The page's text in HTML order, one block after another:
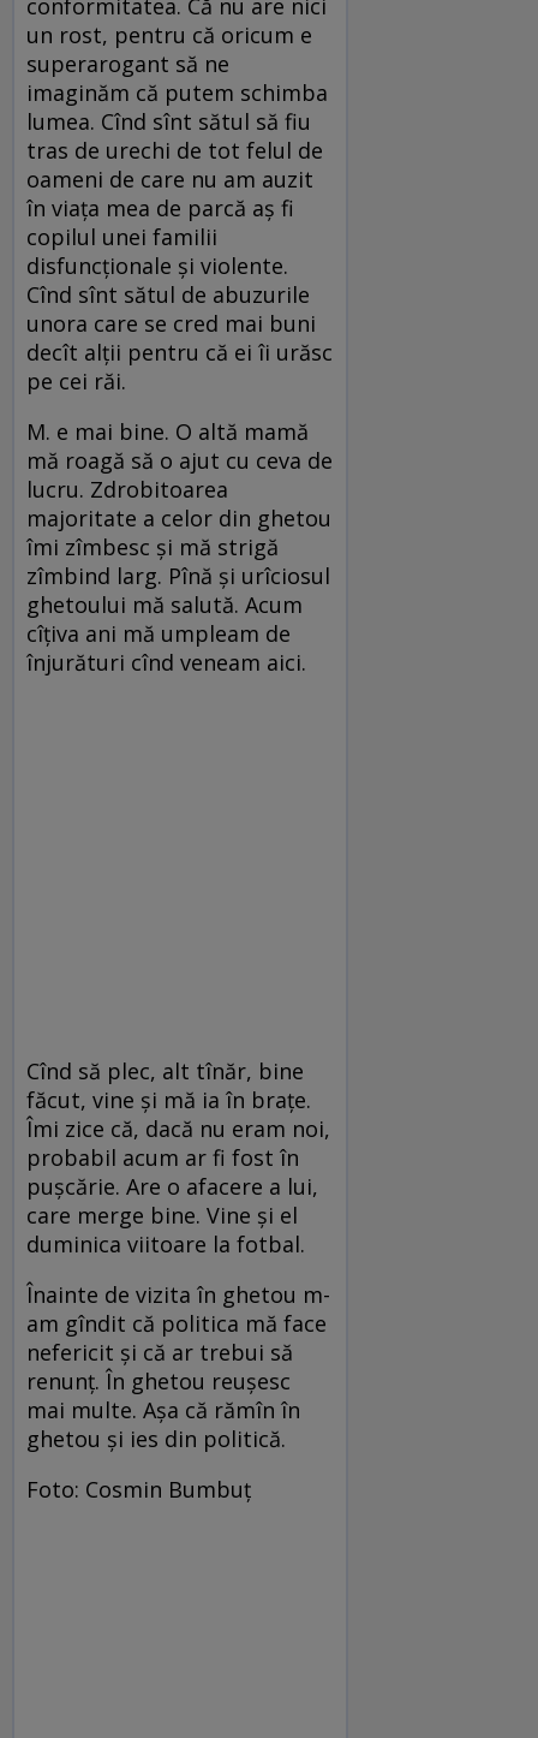
conformitatea. Că nu are nici
un rost, pentru că oricum e
superarogant să ne
imaginăm că putem schimba
lumea. Cînd sînt sătul să fiu
tras de urechi de tot felul de
oameni de care nu am auzit
în viața mea de parcă aș fi
copilul unei familii
disfuncționale și violente.
Cînd sînt sătul de abuzurile
unora care se cred mai buni
decît alții pentru că ei îi urăsc
pe cei răi.
M. e mai bine. O altă mamă
mă roagă să o ajut cu ceva de
lucru. Zdrobitoarea
majoritate a celor din ghetou
îmi zîmbesc și mă strigă
zîmbind larg. Pînă și urîciosul
ghetoului mă salută. Acum
cîțiva ani mă umpleam de
înjurături cînd veneam aici.
Cînd să plec, alt tînăr, bine
făcut, vine și mă ia în brațe.
Îmi zice că, dacă nu eram noi,
probabil acum ar fi fost în
pușcărie. Are o afacere a lui,
care merge bine. Vine și el
duminica viitoare la fotbal.
Înainte de vizita în ghetou m-
am gîndit că politica mă face
nefericit și că ar trebui să
renunț. În ghetou reușesc
mai multe. Așa că rămîn în
ghetou și ies din politică.
Foto: Cosmin Bumbuț